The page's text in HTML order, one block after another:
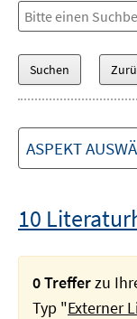
ASPEKT
10
0 Trefferzu
Typ "Externer